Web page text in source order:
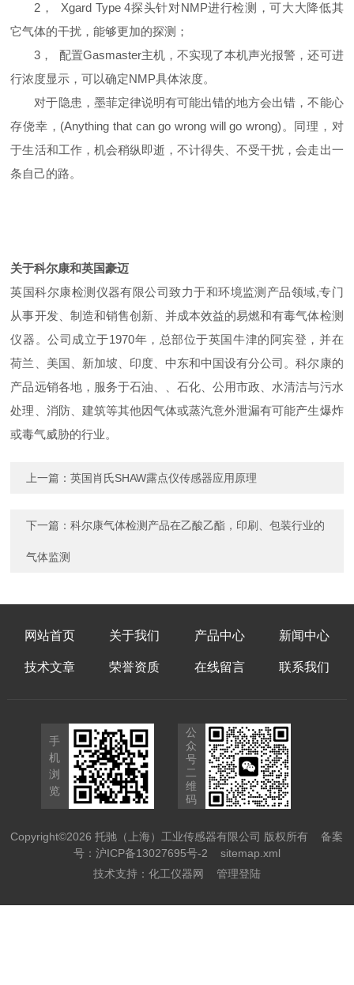
2，
Xgard Type 4探头针对NMP进行检测，可大大降低其
它气体的干扰，能够更加的探测；
3，
配置Gasmaster主机，不实现了本机声光报警，还可进
行浓度显示，可以确定NMP具体浓度。
对于隐患，墨菲定律说明有可能出错的地方会出错，不能心
存侥幸，(Anything that can go wrong will go wrong)。同理，对
于生活和工作，机会稍纵即逝，不计得失、不受干扰，会走出一
条自己的路。
关于科尔康和英国豪迈
英国科尔康检测仪器有限公司致力于和环境监测产品领域,专门
从事开发、制造和销售创新、并成本效益的易燃和有毒气体检测
仪器。公司成立于1970年，总部位于英国牛津的阿宾登，并在
荷兰、美国、新加坡、印度、中东和中国设有分公司。科尔康的
产品远销各地，服务于石油、、石化、公用市政、水清洁与污水
处理、消防、建筑等其他因气体或蒸汽意外泄漏有可能产生爆炸
或毒气威胁的行业。
上一篇：英国肖氏SHAW露点仪传感器应用原理
下一篇：科尔康气体检测产品在乙酸乙酯，印刷、包装行业的
气体监测
网站首页 关于我们 产品中心 新闻中心
技术文章 荣誉资质 在线留言 联系我们
手
机
浏
览
公
众
号
二
维
码
Copyright©2026 托驰（上海）工业传感器有限公司 版权所有备案
号：沪ICP备13027695号-2
sitemap.xml
技术支持： 化工仪器网 管理登陆